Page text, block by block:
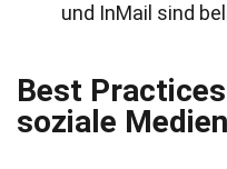
und InMail sind
Best
soziale Medien